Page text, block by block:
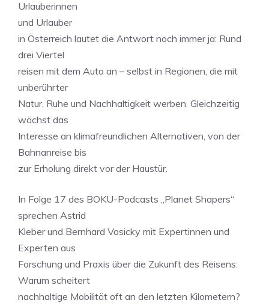
Urlauberinnen
und Urlauber
in Österreich lautet die Antwort noch immer ja: Rund
drei Viertel
reisen mit dem Auto an – selbst in Regionen, die mit
unberührter
Natur, Ruhe und Nachhaltigkeit werben. Gleichzeitig
wächst das
Interesse an klimafreundlichen Alternativen, von der
Bahnanreise bis
zur Erholung direkt vor der Haustür.
In Folge 17 des BOKU-Podcasts „Planet Shapers“
sprechen Astrid
Kleber und Bernhard Vosicky mit Expertinnen und
Experten aus
Forschung und Praxis über die Zukunft des Reisens:
Warum scheitert
nachhaltige Mobilität oft an den letzten Kilometern?